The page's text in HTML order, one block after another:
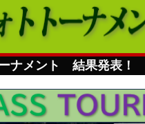
ナメント 結果発表！